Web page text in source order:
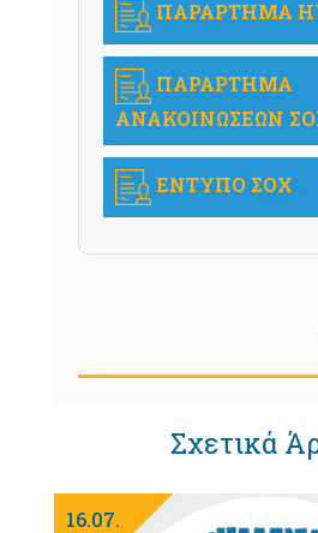
ΠΑΡΑΡΤΗΜΑ
ΠΑΡΑΡΤΗΜΑ
ΑΝΑΚΟΙΝΩΣΕΩΝ
ΕΝΤΥΠΟ ΣΟΧ
Σχετικά
16.07.